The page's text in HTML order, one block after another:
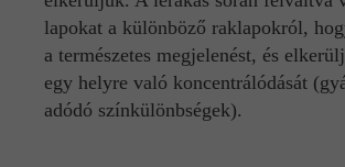
lapokat a különböző raklapokról,
a természetes megjelenést, és
egy helyre való koncentrálódását
adódó színkülönbségek).